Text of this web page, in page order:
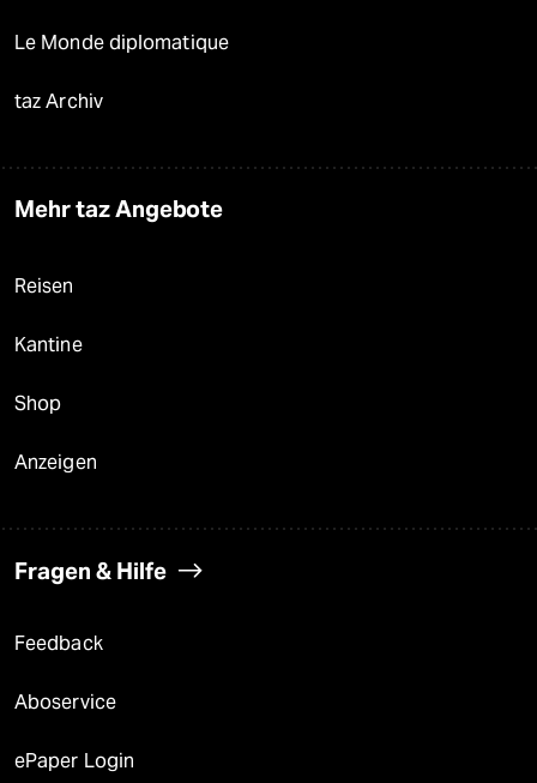
Le Monde diplomatique
taz Archiv
Mehr taz Angebote
Reisen
Kantine
Shop
Anzeigen
Fragen & Hilfe
Feedback
Aboservice
ePaper Login